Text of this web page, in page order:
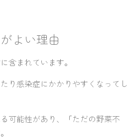
よい理由
含まれています。
り感染症にかかりやすくなってし
可能性があり、「ただの野菜不